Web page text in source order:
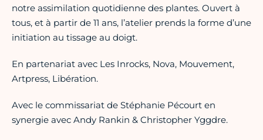
notre assimilation quotidienne des plantes. Ouvert à
tous, et à partir de 11 ans, l’atelier prends la forme d’une
initiation au tissage au doigt.
En partenariat avec Les Inrocks, Nova, Mouvement,
Artpress, Libération.
Avec le commissariat de Stéphanie Pécourt en
synergie avec Andy Rankin & Christopher Yggdre.